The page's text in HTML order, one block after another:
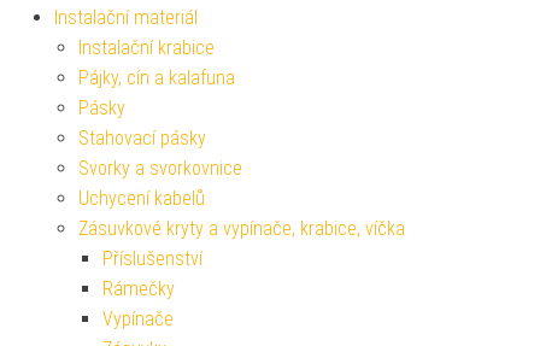
Instalační materiál
Instalační krabice
Pájky, cín a kalafuna
Pásky
Stahovací pásky
Svorky a svorkovnice
Uchycení kabelů
Zásuvkové kryty a vypínače, krabice, víčka
Příslušenství
Rámečky
Vypínače